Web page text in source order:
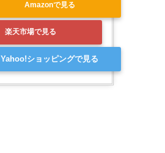
Amazonで見る
楽天市場で見る
Yahoo!ショッピングで見る